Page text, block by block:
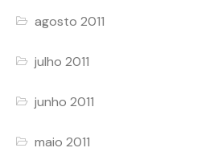
agosto 2011
julho 2011
junho 2011
maio 2011